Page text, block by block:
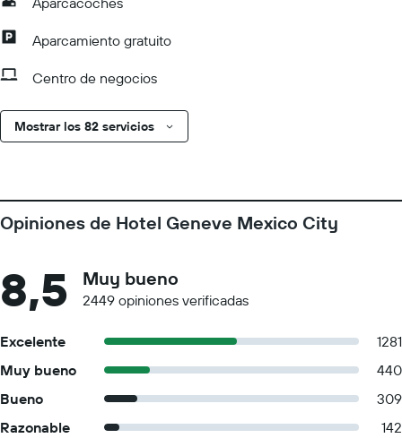
Aparcamiento gratuito
Centro de negocios
Mostrar los 82 servicios
Opiniones de Hotel Geneve Mexico City
8,5 Muy bueno
2449 opiniones verificadas
Excelente
1281
Muy bueno
440
Bueno
309
Razonable
142